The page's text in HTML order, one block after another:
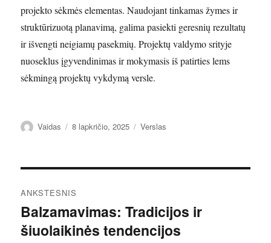
projekto sėkmės elementas. Naudojant tinkamas žymes ir
struktūrizuotą planavimą, galima pasiekti geresnių rezultatų
ir išvengti neigiamų pasekmių. Projektų valdymo srityje
nuoseklus įgyvendinimas ir mokymasis iš patirties lems
sėkmingą projektų vykdymą versle.
Autorius
Vaidas Paskelbta
8 lapkričio, 2025 Kategorijos
Verslas
tarp
įrašų
ANKSTESNIS
Ankstesnis
įrašas:
Balzamavimas: Tradicijos ir
šiuolaikinės tendencijos